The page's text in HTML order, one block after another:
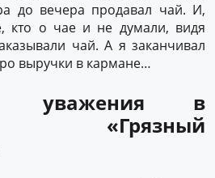
до вечера продавал чай. И,
кто о чае и не думали, видя
чай. А я заканчивал
выручки в кармане…
уважения в
«Грязный